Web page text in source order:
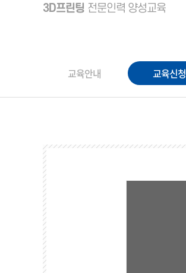
3D프린팅 전문인력 양성교육
교육안내 교육신청